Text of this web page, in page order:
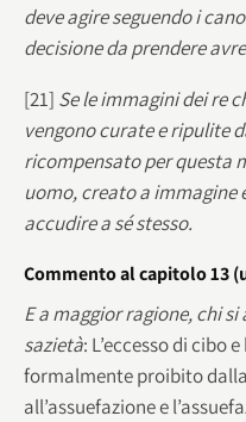
deve agire seguendo i
decisione da prendere
[21] Se le immagini dei re
vengono curate e ripulite
ricompensato per questa
uomo, creato a immagine
accudire a sé stesso.
Commento al capitolo 13
E a maggior ragione, chi
sazietà: L’eccesso di cibo
formalmente proibito
all’assuefazione e